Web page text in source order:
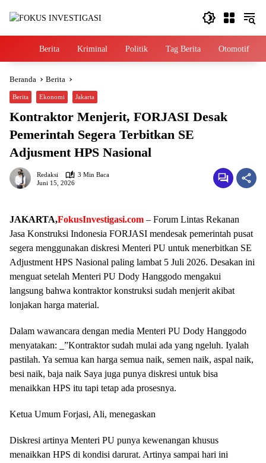
HomeBerita Kriminal Politik Tag Berita Otomotif
Beranda Berita
Berita Ekonomi Jakarta
Kontraktor Menjerit, FORJASI Desak
Pemerintah Segera Terbitkan SE
Adjusment HPS Nasional
Redaksi
3 Min Baca
Juni 15, 2026
JAKARTA,FokusInvestigasi.com – Forum Lintas Rekanan
Jasa Konstruksi Indonesia FORJASI mendesak pemerintah pusat
segera menggunakan diskresi Menteri PU untuk menerbitkan SE
Adjustment HPS Nasional paling lambat 5 Juli 2026. Desakan ini
menguat setelah Menteri PU Dody Hanggodo mengakui
langsung bahwa kontraktor konstruksi sudah menjerit akibat
lonjakan harga material.
Dalam wawancara dengan media Menteri PU Dody Hanggodo
menyatakan: _”Kontraktor sudah mulai ada yang ngeluh. Iyalah
pastilah. Ya semua kan harga semua naik, semen naik, aspal naik,
besi naik, baja naik Saya juga punya diskresi untuk bisa
menaikkan HPS itu tapi tetap ada prosesnya.
Ketua Umum Forjasi, Ali, menegaskan
Diskresi artinya Menteri PU punya kewenangan khusus
menaikkan HPS di kondisi darurat. Artinya sampai hari ini